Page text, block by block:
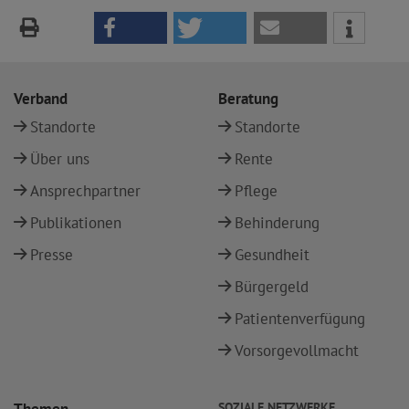
Verband
Standorte
Über uns
Ansprechpartner
Publikationen
Presse
Beratung
Standorte
Rente
Pflege
Behinderung
Gesundheit
Bürgergeld
Patientenverfügung
Vorsorgevollmacht